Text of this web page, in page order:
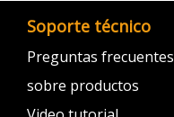
Soporte técnico
Preguntas frecuentes
sobre productos